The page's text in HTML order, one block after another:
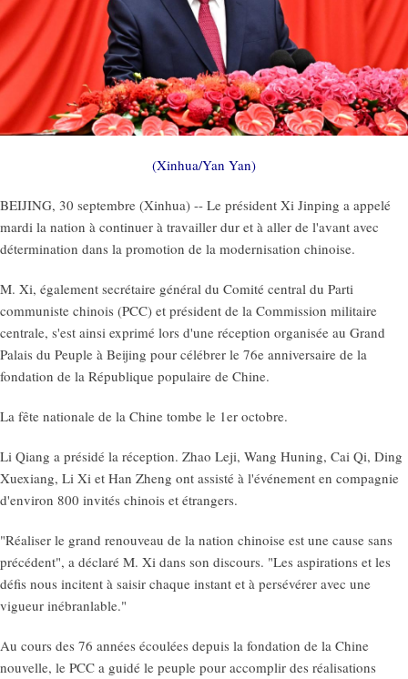
(Xinhua/Yan Yan)
BEIJING, 30 septembre (Xinhua) -- Le président Xi Jinping a appelé
mardi la nation à continuer à travailler dur et à aller de l'avant avec
détermination dans la promotion de la modernisation chinoise.
M. Xi, également secrétaire général du Comité central du Parti
communiste chinois (PCC) et président de la Commission militaire
centrale, s'est ainsi exprimé lors d'une réception organisée au Grand
Palais du Peuple à Beijing pour célébrer le 76e anniversaire de la
fondation de la République populaire de Chine.
La fête nationale de la Chine tombe le 1er octobre.
Li Qiang a présidé la réception. Zhao Leji, Wang Huning, Cai Qi, Ding
Xuexiang, Li Xi et Han Zheng ont assisté à l'événement en compagnie
d'environ 800 invités chinois et étrangers.
"Réaliser le grand renouveau de la nation chinoise est une cause sans
précédent", a déclaré M. Xi dans son discours. "Les aspirations et les
défis nous incitent à saisir chaque instant et à persévérer avec une
vigueur inébranlable."
Au cours des 76 années écoulées depuis la fondation de la Chine
nouvelle, le PCC a guidé le peuple pour accomplir des réalisations